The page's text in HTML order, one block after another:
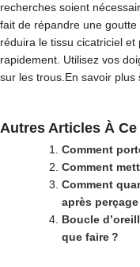
recherches soient
fait de répandre une
réduira le tissu cicatriciel
rapidement. Utilisez vos
sur les trous.En savoir plus
Autres Articles À Ce
Comment
Comment
Comment
après perçage
Boucle
que faire ?